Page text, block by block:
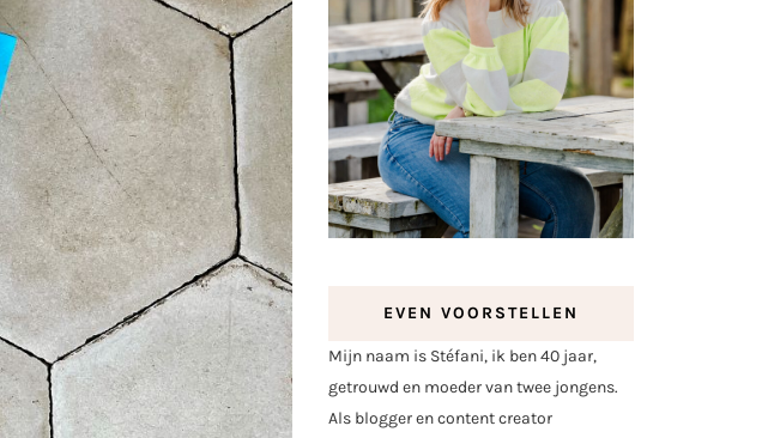
EVEN VOORSTELLEN
Mijn naam is Stéfani, ik ben 40 jaar,
getrouwd en moeder van twee jongens.
Als blogger en content creator